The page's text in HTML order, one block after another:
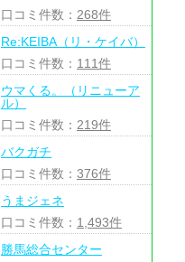
口コミ件数： 268件
Re:KEIBA（リ・ケイバ）
口コミ件数： 111件
ウマくる。（リニューア
ル）
口コミ件数： 219件
バクガチ
口コミ件数： 376件
うまジェネ
口コミ件数： 1,493件
勝馬総合センター